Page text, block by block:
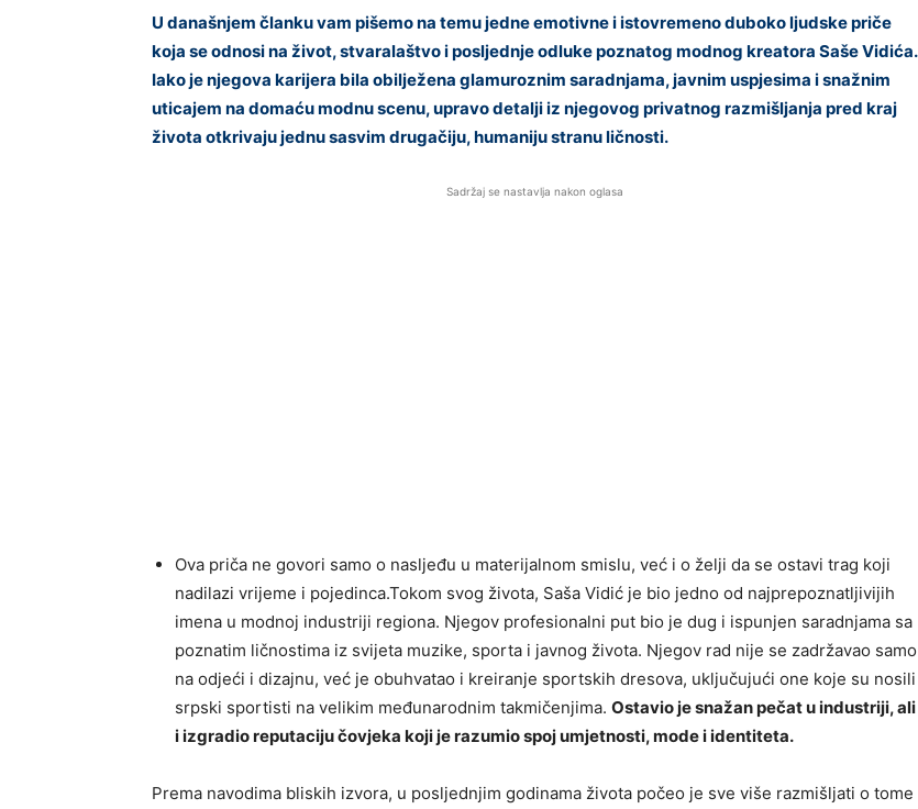
U današnjem članku vam pišemo na temu jedne emotivne i istovremeno duboko ljudske priče
koja se odnosi na život, stvaralaštvo i posljednje odluke poznatog modnog kreatora Saše Vidića.
Iako je njegova karijera bila obilježena glamuroznim saradnjama, javnim uspjesima i snažnim
uticajem na domaću modnu scenu, upravo detalji iz njegovog privatnog razmišljanja pred kraj
života otkrivaju jednu sasvim drugačiju, humaniju stranu ličnosti.
Sadržaj se nastavlja nakon oglasa
Ova priča ne govori samo o nasljeđu u materijalnom smislu, već i o želji da se ostavi trag koji
nadilazi vrijeme i pojedinca.Tokom svog života, Saša Vidić je bio jedno od najprepoznatljivijih
imena u modnoj industriji regiona. Njegov profesionalni put bio je dug i ispunjen saradnjama sa
poznatim ličnostima iz svijeta muzike, sporta i javnog života. Njegov rad nije se zadržavao samo
na odjeći i dizajnu, već je obuhvatao i kreiranje sportskih dresova, uključujući one koje su nosili
srpski sportisti na velikim međunarodnim takmičenjima. Ostavio je snažan pečat u industriji, ali
i izgradio reputaciju čovjeka koji je razumio spoj umjetnosti, mode i identiteta.
Prema navodima bliskih izvora, u posljednjim godinama života počeo je sve više razmišljati o tome